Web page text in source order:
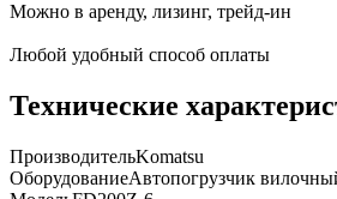
Можно в аренду, лизинг, трейд-ин
Любой удобный способ оплаты
Технические
ПроизводительKomatsu
ОборудованиеАвтопогрузчик